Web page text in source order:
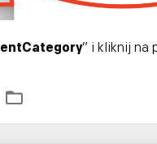
” i kliknij na